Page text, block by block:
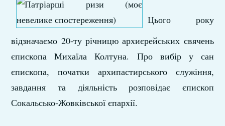
Цього року
відзначаємо 20-ту річницю архиєрейських свячень
єпископа Михаїла Колтуна. Про вибір у сан
єпископа, початки архипастирського служіння,
завдання та діяльність розповідає єпископ
Сокальсько-Жовківської єпархії.